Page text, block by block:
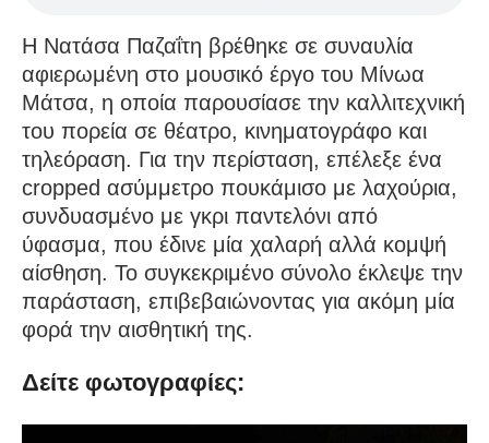
Η Νατάσα Παζαΐτη βρέθηκε σε συναυλία
αφιερωμένη στο μουσικό έργο του Μίνωα
Μάτσα, η οποία παρουσίασε την καλλιτεχνική
του πορεία σε θέατρο, κινηματογράφο και
τηλεόραση. Για την περίσταση, επέλεξε ένα
cropped ασύμμετρο πουκάμισο με λαχούρια,
συνδυασμένο με γκρι παντελόνι από
ύφασμα, που έδινε μία χαλαρή αλλά κομψή
αίσθηση. Το συγκεκριμένο σύνολο έκλεψε την
παράσταση, επιβεβαιώνοντας για ακόμη μία
φορά την αισθητική της.
Δείτε φωτογραφίες: